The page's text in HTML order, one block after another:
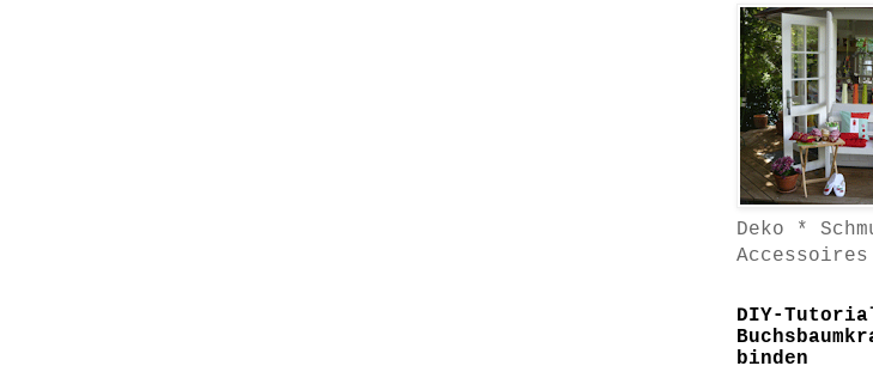
Deko *
Accessoires
DIY-
binden